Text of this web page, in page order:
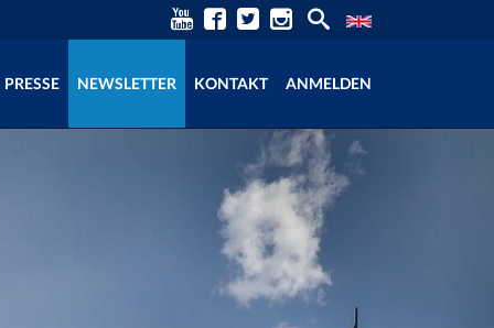
PRESSE NEWSLETTER KONTAKT ANMELDEN